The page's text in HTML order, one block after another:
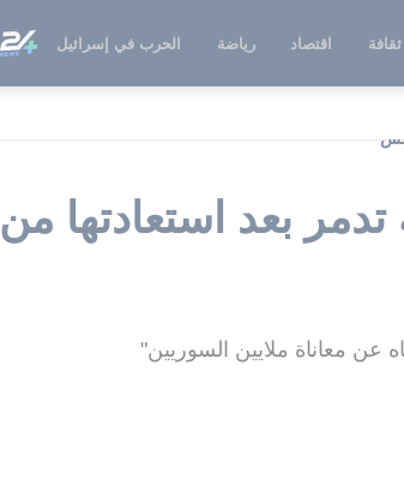
ثقافة اقتصاد رياضة الحرب في إسرائيل
بعد استعادتها من
عن معاناة ملايين السوريين"